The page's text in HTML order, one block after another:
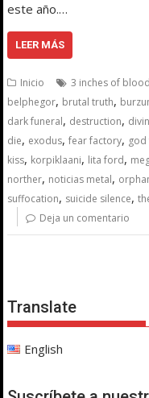
este año.…
LEER MÁS
Inicio 3 inches of blood
belphegor, brutal truth,
dark funeral, destruction,
die, exodus,fear factory,
kiss, korpiklaani, lita ford,
norther, noticias metal,
suffocation, suicide silence,
Deja un comentario
Translate
English